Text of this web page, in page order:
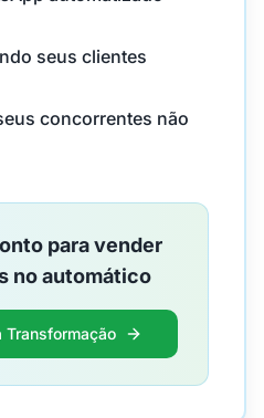
seus clientes
concorrentes não
para vender
no automático
Transformação